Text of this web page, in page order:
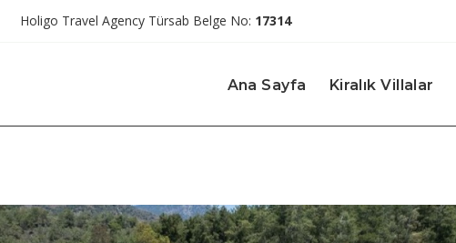
Holigo Travel Agency Türsab Belge No: 17314
Ana Sayfa Kiralık Villalar